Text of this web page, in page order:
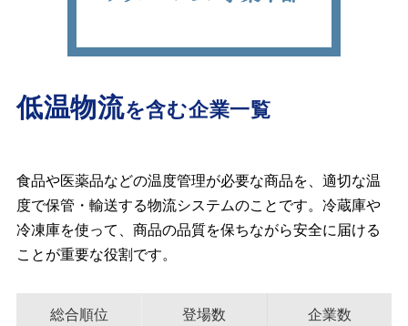
低温物流を含む企業一覧
食品や医薬品などの温度管理が必要な商品を、適切な温
度で保管・輸送する物流システムのことです。冷蔵庫や
冷凍庫を使って、商品の品質を保ちながら安全に届ける
ことが重要な役割です。
総合順位 登場数 企業数